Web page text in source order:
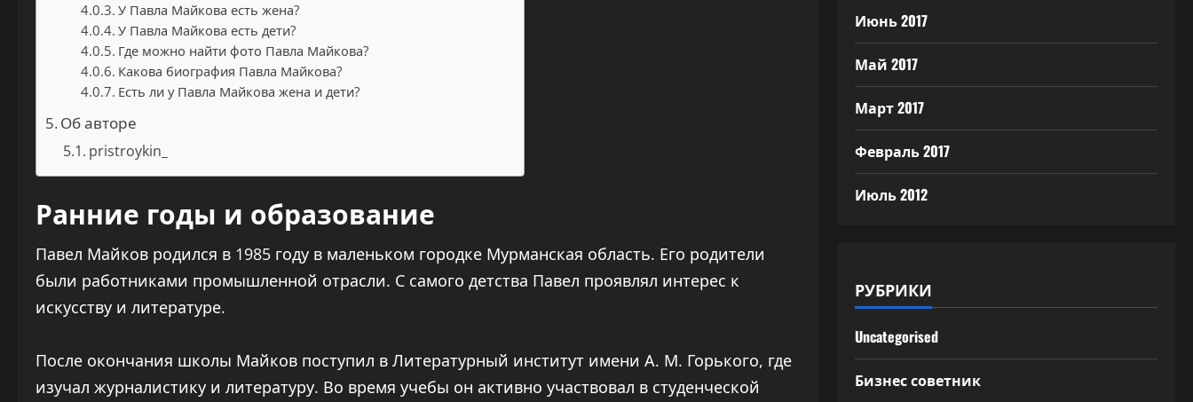
У Павла Майкова есть жена?
У Павла Майкова есть дети?
Где можно найти фото Павла Майкова?
Какова биография Павла Майкова?
Есть ли у Павла Майкова жена и дети?
Об авторе
pristroykin_
Ранние годы и образование
Павел Майков родился в 1985 году в маленьком городке Мурманская область. Его родители
были работниками промышленной отрасли. С самого детства Павел проявлял интерес к
искусству и литературе.
После окончания школы Майков поступил в Литературный институт имени А. М. Горького, где
изучал журналистику и литературу. Во время учебы он активно участвовал в студенческой
Июнь 2017
Май 2017
Март 2017
Февраль 2017
Июль 2012
РУБРИКИ
Uncategorised
Бизнес советник